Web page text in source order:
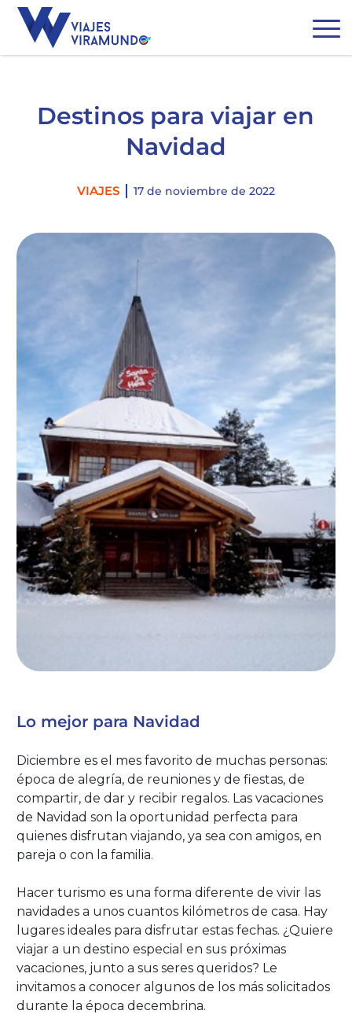
Destinos para viajar en
Navidad
Categories
VIAJES 17 de noviembre de 2022
Lo mejor para Navidad
Diciembre es el mes favorito de muchas personas:
época de alegría, de reuniones y de fiestas, de
compartir, de dar y recibir regalos. Las vacaciones
de Navidad son la oportunidad perfecta para
quienes disfrutan viajando, ya sea con amigos, en
pareja o con la familia.
Hacer turismo es una forma diferente de vivir las
navidades a unos cuantos kilómetros de casa. Hay
lugares ideales para disfrutar estas fechas. ¿Quiere
viajar a un destino especial en sus próximas
vacaciones, junto a sus seres queridos? Le
invitamos a conocer algunos de los más solicitados
durante la época decembrina.